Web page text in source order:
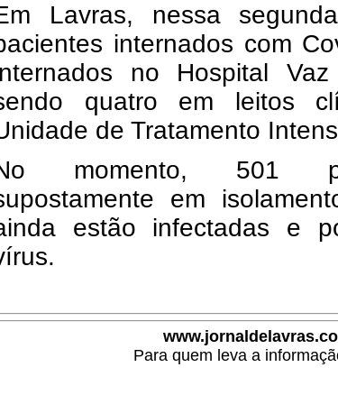
Lavras, nessa
internados com
no Hospital Vaz
quatro em leitos
de Tratamento
momento, 501
em
estão infectadas e
Para quem leva a